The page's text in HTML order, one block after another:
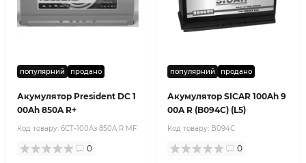
популярний продано
Акумулятор President DC 1
00Ah 850A R+
Код товару: 6CT-100Aз 850A R MF
0
популярний продано
Акумулятор SICAR 100Ah 9
00A R (B094C) (L5)
Код товару: B094C
0